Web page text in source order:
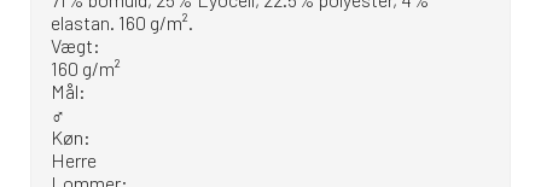
elastan. 160 g/m².
Vægt:
160 g/m²
Mål:
♂
Køn:
Herre